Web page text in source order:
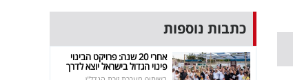
כתבות נוספות
אחרי 20 שנה: פרויקט הבינוי
פינוי הגדול בישראל יוצא לדרך